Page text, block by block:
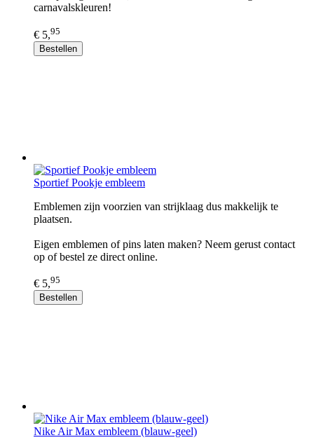
carnavalskleuren!
€ 5,95
Bestellen
Sportief Pookje embleem
Emblemen zijn voorzien van strijklaag dus makkelijk te
plaatsen.
Eigen emblemen of pins laten maken? Neem gerust contact
op of bestel ze direct online.
€ 5,95
Bestellen
Nike Air Max embleem (blauw-geel)